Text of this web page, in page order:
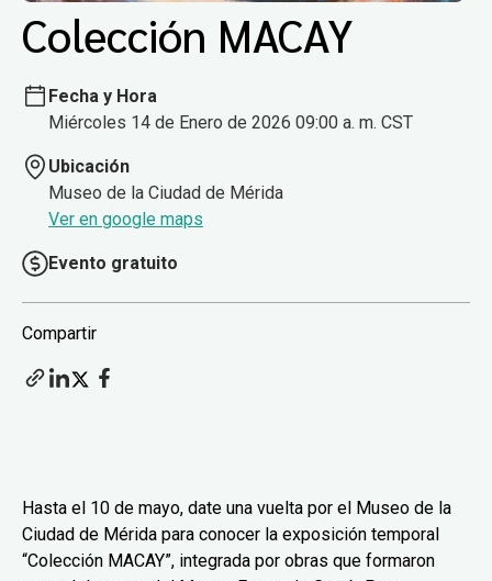
Colección MACAY
Fecha y Hora
Miércoles 14 de Enero de 2026 09:00 a. m. CST
Ubicación
Museo de la Ciudad de Mérida
Ver en google maps
Evento gratuito
Compartir
Hasta el 10 de mayo, date una vuelta por el Museo de la
Ciudad de Mérida para conocer la exposición temporal
“Colección MACAY”, integrada por obras que formaron